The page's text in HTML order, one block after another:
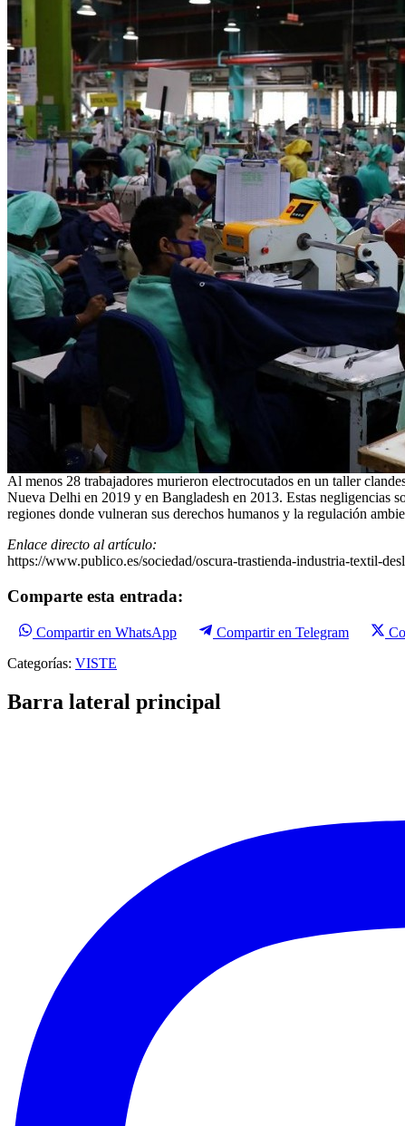
Al menos 28 trabajadores murieron electrocutados en un taller
Nueva Delhi en 2019 y en Bangladesh en 2013. Estas negligencias
regiones donde vulneran sus derechos humanos y la regulación
Enlace directo al artículo:
https://www.publico.es/sociedad/oscura-trastienda-industria-textil-
Comparte esta entrada:
Compartir en WhatsApp Compartir en Telegram
Categorías: VISTE
Barra lateral principal